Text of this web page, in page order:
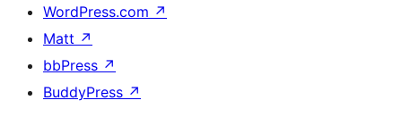
WordPress.com ↗
Matt ↗
bbPress ↗
BuddyPress ↗